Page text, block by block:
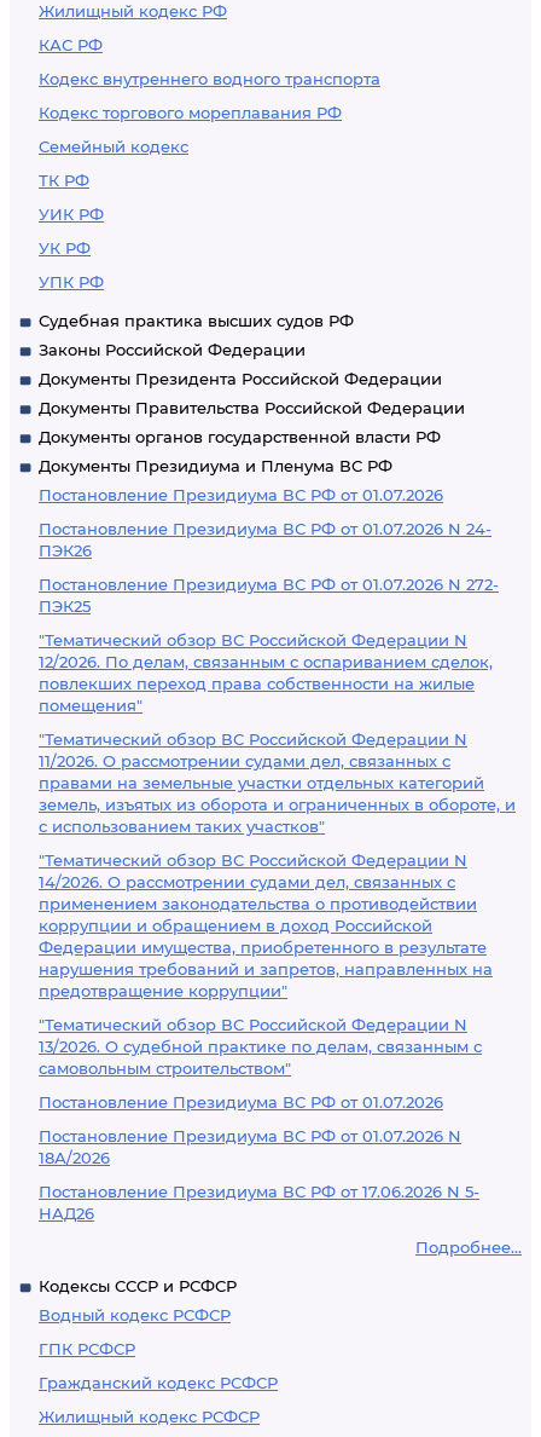
Жилищный кодекс РФ
КАС РФ
Кодекс внутреннего водного транспорта
Кодекс торгового мореплавания РФ
Семейный кодекс
ТК РФ
УИК РФ
УК РФ
УПК РФ
Судебная практика высших судов РФ
Законы Российской Федерации
Документы Президента Российской Федерации
Документы Правительства Российской Федерации
Документы органов государственной власти РФ
Документы Президиума и Пленума ВС РФ
Постановление Президиума ВС РФ от 01.07.2026
Постановление Президиума ВС РФ от 01.07.2026 N 24-
ПЭК26
Постановление Президиума ВС РФ от 01.07.2026 N 272-
ПЭК25
"Тематический обзор ВС Российской Федерации N
12/2026. По делам, связанным с оспариванием сделок,
повлекших переход права собственности на жилые
помещения"
"Тематический обзор ВС Российской Федерации N
11/2026. О рассмотрении судами дел, связанных с
правами на земельные участки отдельных категорий
земель, изъятых из оборота и ограниченных в обороте, и
с использованием таких участков"
"Тематический обзор ВС Российской Федерации N
14/2026. О рассмотрении судами дел, связанных с
применением законодательства о противодействии
коррупции и обращением в доход Российской
Федерации имущества, приобретенного в результате
нарушения требований и запретов, направленных на
предотвращение коррупции"
"Тематический обзор ВС Российской Федерации N
13/2026. О судебной практике по делам, связанным с
самовольным строительством"
Постановление Президиума ВС РФ от 01.07.2026
Постановление Президиума ВС РФ от 01.07.2026 N
18А/2026
Постановление Президиума ВС РФ от 17.06.2026 N 5-
НАД26
Подробнее...
Кодексы СССР и РСФСР
Водный кодекс РСФСР
ГПК РСФСР
Гражданский кодекс РСФСР
Жилищный кодекс РСФСР